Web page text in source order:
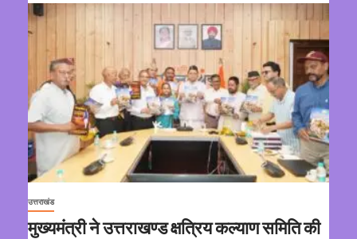
उत्तराखंड
मुख्यमंत्री ने उत्तराखण्ड क्षत्रिय कल्याण समिति की